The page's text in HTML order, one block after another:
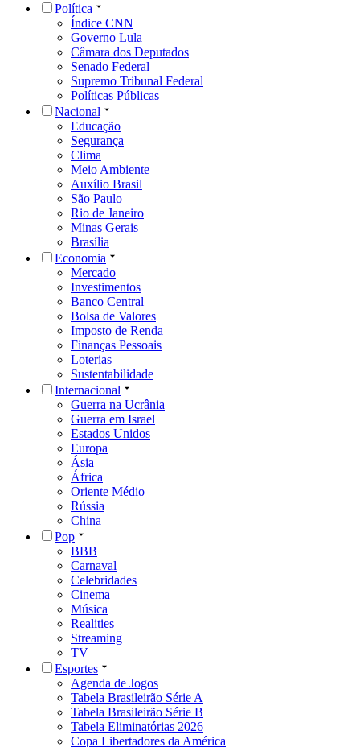
Política
Índice CNN
Governo Lula
Câmara dos Deputados
Senado Federal
Supremo Tribunal Federal
Políticas Públicas
Nacional
Educação
Segurança
Clima
Meio Ambiente
Auxílio Brasil
São Paulo
Rio de Janeiro
Minas Gerais
Brasília
Economia
Mercado
Investimentos
Banco Central
Bolsa de Valores
Imposto de Renda
Finanças Pessoais
Loterias
Sustentabilidade
Internacional
Guerra na Ucrânia
Guerra em Israel
Estados Unidos
Europa
Ásia
África
Oriente Médio
Rússia
China
Pop
BBB
Carnaval
Celebridades
Cinema
Música
Realities
Streaming
TV
Esportes
Agenda de Jogos
Tabela Brasileirão Série A
Tabela Brasileirão Série B
Tabela Eliminatórias 2026
Copa Libertadores da América